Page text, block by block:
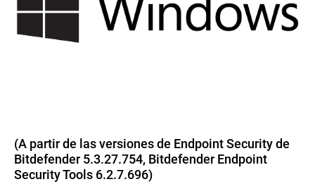
(A partir de las versiones de Endpoint Security de
Bitdefender 5.3.27.754, Bitdefender Endpoint
Security Tools 6.2.7.696)